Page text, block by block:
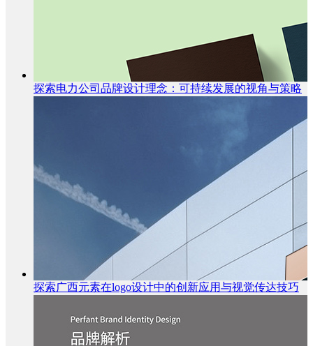
探索电力公司品牌设计理念：可持续发展的视角与策略
探索广西元素在logo设计中的创新应用与视觉传达技巧